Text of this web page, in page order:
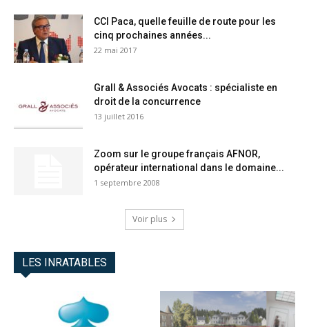
CCI Paca, quelle feuille de route pour les
cinq prochaines années...
22 mai 2017
Grall & Associés Avocats : spécialiste en
droit de la concurrence
13 juillet 2016
Zoom sur le groupe français AFNOR,
opérateur international dans le domaine...
1 septembre 2008
Voir plus
LES INRATABLES